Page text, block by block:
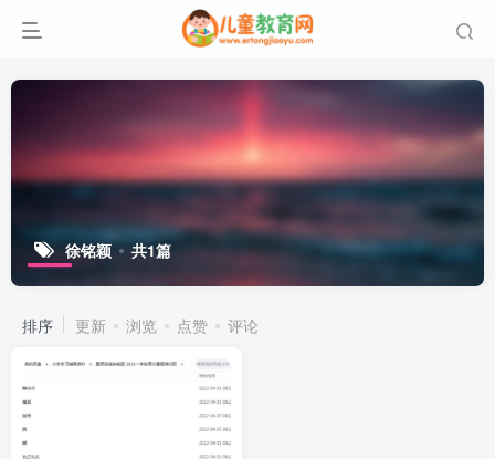
徐铭颖 共1篇
排序 更新 浏览 点赞 评论